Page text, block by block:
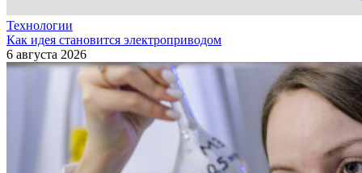
Технологии
Как идея становится электроприводом
6 августа 2026